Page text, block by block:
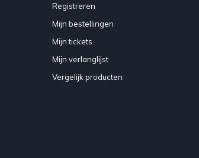
Registreren
Mijn bestellingen
Mijn tickets
Mijn verlanglijst
Vergelijk producten